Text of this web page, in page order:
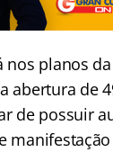
nos planos
abertura de
de possuir